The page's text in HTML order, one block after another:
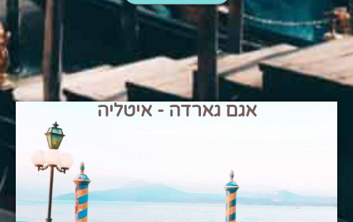
אגם גארדה - איטליה